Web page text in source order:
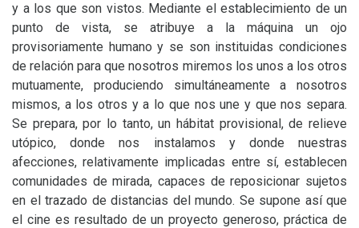
y a los que son vistos. Mediante el establecimiento de un
punto de vista, se atribuye a la máquina un ojo
provisoriamente humano y se son instituidas condiciones
de relación para que nosotros miremos los unos a los otros
mutuamente, produciendo simultáneamente a nosotros
mismos, a los otros y a lo que nos une y que nos separa.
Se prepara, por lo tanto, un hábitat provisional, de relieve
utópico, donde nos instalamos y donde nuestras
afecciones, relativamente implicadas entre sí, establecen
comunidades de mirada, capaces de reposicionar sujetos
en el trazado de distancias del mundo. Se supone así que
el cine es resultado de un proyecto generoso, práctica de